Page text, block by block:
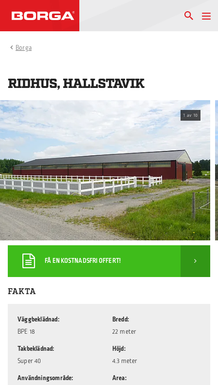
Borga
RIDHUS, HALLSTAVIK
1 av 10
FÅ EN KOSTNADSFRI OFFERT!
FAKTA
Väggbeklädnad
BPE 18
Takbeklädnad
Super 40
Användningsområde
Bredd
22 meter
Höjd
4.3 meter
Area